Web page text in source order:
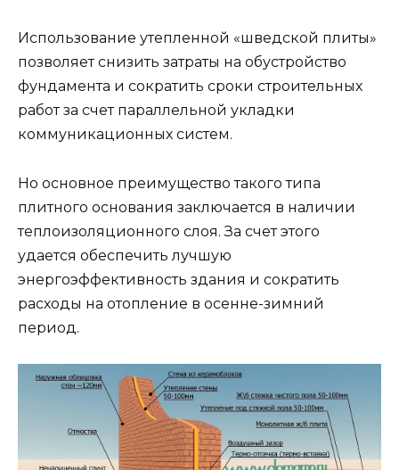
Использование утепленной «шведской плиты»
позволяет снизить затраты на обустройство
фундамента и сократить сроки строительных
работ за счет параллельной укладки
коммуникационных систем.
Но основное преимущество такого типа
плитного основания заключается в наличии
теплоизоляционного слоя. За счет этого
удается обеспечить лучшую
энергоэффективность здания и сократить
расходы на отопление в осенне-зимний
период.